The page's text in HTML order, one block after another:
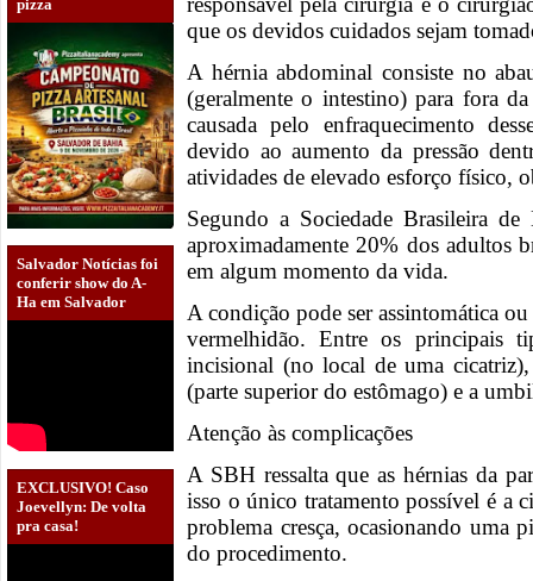
pizza
Salvador Notícias foi
conferir show do A-
Ha em Salvador
EXCLUSIVO! Caso
Joevellyn: De volta
pra casa!
que os devidos cuidados sejam
A hérnia abdominal consiste no
(geralmente o intestino) para fora
causada pelo enfraquecimento
devido ao aumento da pressão
atividades de elevado esforço físico,
Segundo a Sociedade Brasileira
aproximadamente 20% dos adultos
em algum momento da vida.
A condição pode ser assintomática
vermelhidão. Entre os principais
incisional (no local de uma
(parte superior do estômago) e a
Atenção às complicações
A SBH ressalta que as hérnias da
isso o único tratamento possível é a
problema cresça, ocasionando uma
do procedimento.